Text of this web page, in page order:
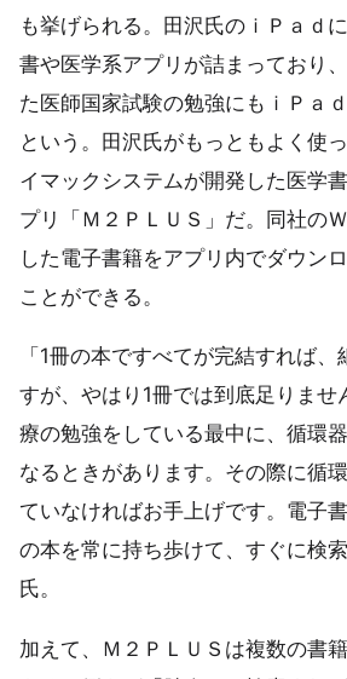
も挙げられる。田沢氏のｉＰａｄ
書や医学系アプリが詰まっており
た医師国家試験の勉強にもｉＰａ
という。田沢氏がもっともよく使
イマックシステムが開発した医学
プリ「Ｍ２ＰＬＵＳ」だ。同社の
した電子書籍をアプリ内でダウン
ことができる。
「1冊の本ですべてが完結すれば
すが、やはり1冊では到底足りませ
療の勉強をしている最中に、循環
なるときがあります。その際に循
ていなければお手上げです。電子
の本を常に持ち歩けて、すぐに検
氏。
加えて、Ｍ２ＰＬＵＳは複数の書